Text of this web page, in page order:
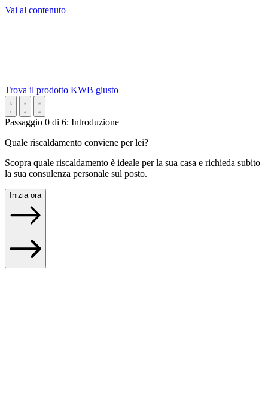
Vai al contenuto
Trova il prodotto KWB giusto
Passaggio 0 di 6: Introduzione
Quale riscaldamento conviene per lei?
Scopra quale riscaldamento è ideale per la sua casa e richieda subito
la sua consulenza personale sul posto.
Inizia ora